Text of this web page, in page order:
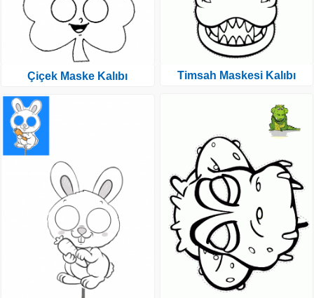
Çiçek Maske Kalıbı Timsah Maskesi Kalıbı